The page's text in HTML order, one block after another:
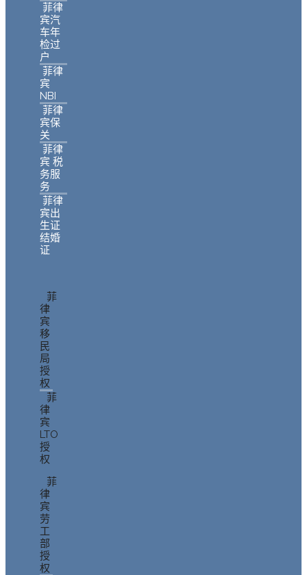
菲律
宾汽
车年
检过
户
菲律
宾
NBI
菲律
宾保
关
菲律
宾 税
务服
务
菲律
宾出
生证
结婚
证
菲
律
宾
移
民
局
授
权
菲
律
宾
LTO
授
权
菲
律
宾
劳
工
部
授
权